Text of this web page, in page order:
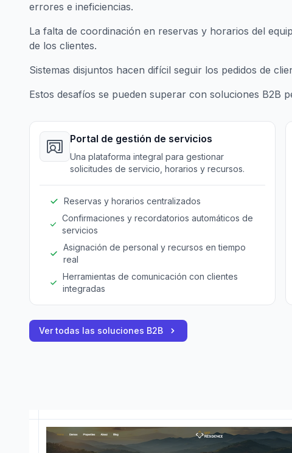
errores e ineficiencias.
La falta de coordinación en reservas y horarios del
de los clientes.
Sistemas disjuntos hacen difícil seguir los pedidos de
Estos desafíos se pueden superar con soluciones B2B
Portal de gestión de servicios
Una plataforma integral para gestionar
solicitudes de servicio, horarios y recursos.
Reservas y horarios centralizados
Confirmaciones y recordatorios automáticos de
servicios
Asignación de personal y recursos en tiempo
real
Herramientas de comunicación con clientes
integradas
Ver todas las soluciones B2B